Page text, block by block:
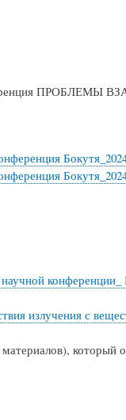
конференции_
излучения с
который